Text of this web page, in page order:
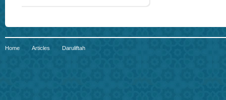
Home Articles Daruliftah